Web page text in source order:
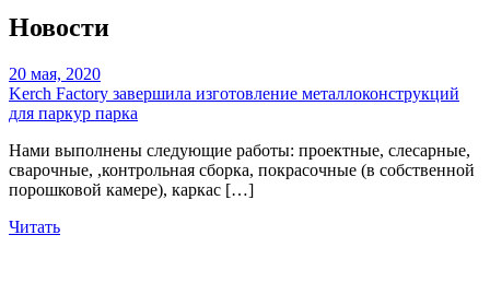
Новости
20 мая, 2020
Kerch Factory завершила изготовление металлоконструкций
для паркур парка
Нами выполнены следующие работы: проектные, слесарные,
сварочные, ,контрольная сборка, покрасочные (в собственной
порошковой камере), каркас […]
Читать